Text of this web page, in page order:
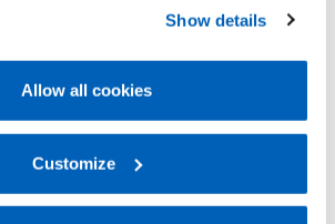
Gefran - Cookie
of personal data, at the following
Policy.
Show details
Allow all cookies
Customize
industriali.
e visualizzazione delle condizioni di allarme
VISUALIZZA I PRODOTTI